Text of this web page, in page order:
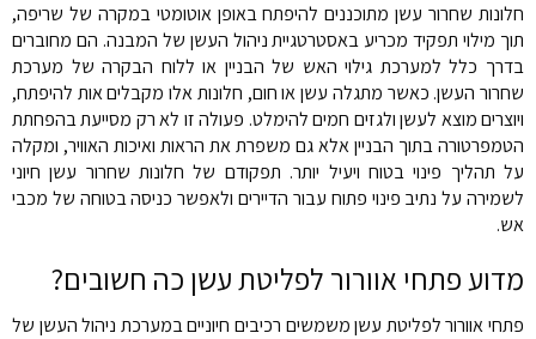
חלונות שחרור עשן מתוכננים להיפתח באופן אוטומטי במקרה של שריפה,
תוך מילוי תפקיד מכריע באסטרטגיית ניהול העשן של המבנה. הם מחוברים
בדרך כלל למערכת גילוי האש של הבניין או ללוח הבקרה של מערכת
שחרור העשן. כאשר מתגלה עשן או חום, חלונות אלו מקבלים אות להיפתח,
ויוצרים מוצא לעשן ולגזים חמים להימלט. פעולה זו לא רק מסייעת בהפחתת
הטמפרטורה בתוך הבניין אלא גם משפרת את הראות ואיכות האוויר, ומקלה
על תהליך פינוי בטוח ויעיל יותר. תפקודם של חלונות שחרור עשן חיוני
לשמירה על נתיב פינוי פתוח עבור הדיירים ולאפשר כניסה בטוחה של מכבי
אש.
מדוע פתחי אוורור לפליטת עשן כה חשובים?
פתחי אוורור לפליטת עשן משמשים רכיבים חיוניים במערכת ניהול העשן של